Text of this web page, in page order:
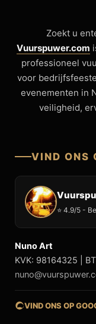
Zoekt u
Vuurspuwer.com
professioneel
voor
evenementen in
veiligheid,
VIND ONS
⭐ 4.9/5 -
Nuno Art
KVK: 98164325 |
VIND ONS OP